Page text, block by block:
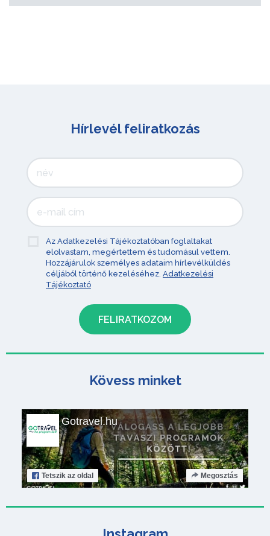
Hírlevél feliratkozás
Az Adatkezelési Tájékoztatóban foglaltakat
elolvastam, megértettem és tudomásul vettem.
Hozzájárulok személyes adataim hírlevélküldés
céljából történő kezeléséhez. Adatkezelési
Tájékoztató
Kövess minket
Gotravel.hu
Tetszik az oldal Megosztás